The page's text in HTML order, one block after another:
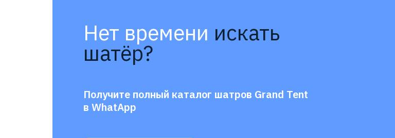
Нет времени искать
шатёр?
Получите полный каталог шатров Grand Tent
в WhatApp